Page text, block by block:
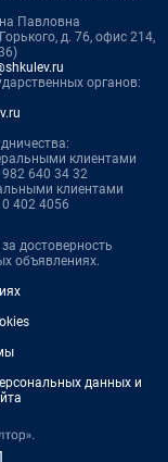
Павловна
д. 76, офис 214,
органов:
клиентами
640 34 32
клиентами
402 4056
достоверность
объявлениях.
данных и